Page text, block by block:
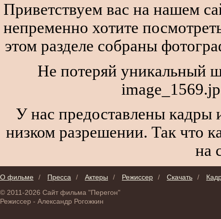
Приветствуем вас на нашем
непременно хотите
этом разделе собраны
Не потеряй уникальный
У нас предоставлены кадры
низком разрешении. Так что
на
О фильме / Пресса / Актеры / Режиссер / Скачать /
© 2011-2026 Сайт фильма "Перегон"
Режиссер - Александр Рогожкин